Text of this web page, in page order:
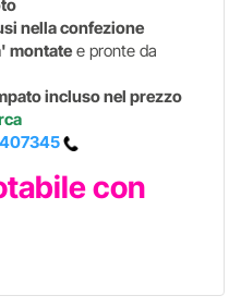
nella confezione
montate e pronte da
incluso nel prezzo
con